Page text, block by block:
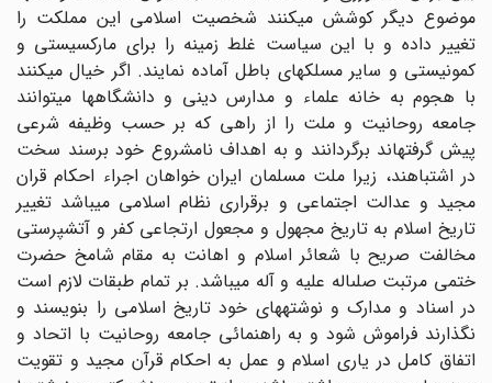
موضوع دیگر کوشش میکنند شخصیت اسلامى این مملکت را
تغییر داده و با این سیاست غلط زمینه را براى مارکسیستى و
کمونیستى و سایر مسلک‏هاى باطل آماده نمایند. اگر خیال میکنند
با هجوم به خانه علماء و مدارس دینى و دانشگاهها میتوانند
جامعه روحانیت و ملت را از راهى که بر حسب وظیفه شرعى
پیش گرفته‏اند برگردانند و به اهداف نامشروع خود برسند سخت
در اشتباهند، زیرا ملت مسلمان ایران خواهان اجراء احکام قران
مجید و عدالت اجتماعى و برقرارى نظام اسلامى میباشد تغییر
تاریخ اسلام به تاریخ مجهول و مجعول ارتجاعى کفر و آتش‏پرستى
مخالفت صریح با شعائر اسلام و اهانت به مقام شامخ حضرت
ختمى مرتبت صلى‏اله علیه و آله میباشد. بر تمام طبقات لازم است
در اسناد و مدارک و نوشته‏هاى خود تاریخ اسلامى را بنویسند و
نگذارند فراموش شود و به راهنمائى جامعه روحانیت با اتحاد و
اتفاق کامل در یارى اسلام و عمل به احکام قرآن مجید و تقویت